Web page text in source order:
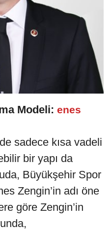
Modeli: enes
sadece kısa vadeli
bir yapı da
Büyükşehir Spor
Zengin’in adı öne
göre Zengin’in